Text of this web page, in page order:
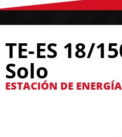
TE-ES 18/
Solo
ESTACIÓN DE